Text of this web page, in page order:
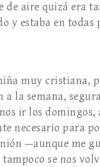
aire quizá era
y estaba en todas
muy cristiana,
a la semana,
ir los
necesario para
—aunque me
se nos